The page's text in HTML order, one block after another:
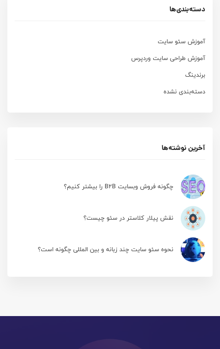
دسته‌بندی‌ها
آموزش سئو سایت
آموزش طراحی سایت وردپرس
برندینگ
دسته‌بندی نشده
آخرین نوشته‌ها
چگونه فروش وبسایت B2B را بیشتر کنیم؟
نقش پیلار کلاستر در سئو چیست؟
نحوه سئو سایت چند زبانه و بین المللی چگونه است؟